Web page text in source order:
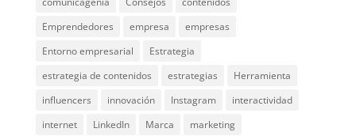
Emprendedores
empresa
empresas
Entorno empresarial
Estrategia
estrategia de contenidos
estrategias
Herramienta
influencers
innovación Instagram
interactividad
internet
LinkedIn Marca marketing